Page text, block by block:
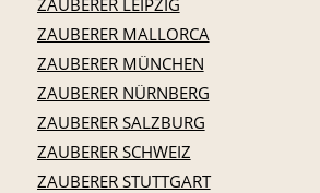
ZAUBERER MALLORCA
ZAUBERER MÜNCHEN
ZAUBERER NÜRNBERG
ZAUBERER SALZBURG
ZAUBERER SCHWEIZ
ZAUBERER STUTTGART